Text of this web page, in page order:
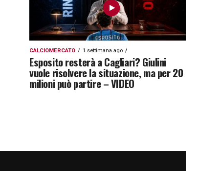
CALCIOMERCATO 1 settimana ago
Esposito resterà a Cagliari? Giulini
vuole risolvere la situazione, ma per 20
milioni può partire – VIDEO